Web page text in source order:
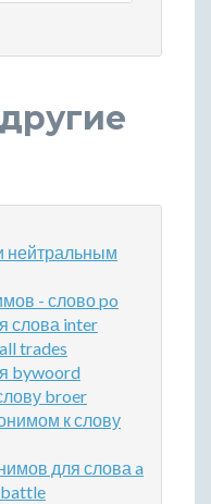
нейтральным
- слово po
слова inter
trades
bywoord
broer
к слову
для слова a
battle